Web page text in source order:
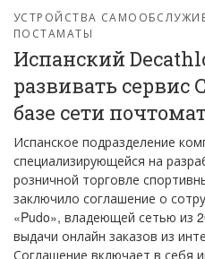
УСТРОЙСТВА
ПОСТАМАТЫ
Испанский
развивать сервис
базе сети
Испанское подразделение
специализирующейся на
розничной торговле
заключило соглашение о
«Pudo», владеющей сетью из
выдачи онлайн заказов из
Соглашение включает в себя